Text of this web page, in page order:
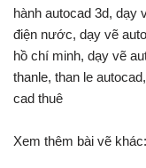
hành autocad 3d, dạy
điện nước, dạy vẽ
hồ chí minh, dạy vẽ
thanle, than le
cad thuê
Xem thêm bài vẽ